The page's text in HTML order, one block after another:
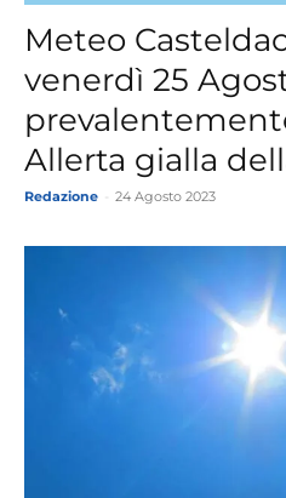
Meteo
venerdì 25
Allerta gialla
Redazione 24 Agosto 2023